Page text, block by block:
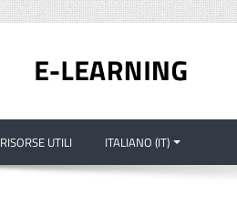
RISORSE UTILI ITALIANO ‎(IT)‎